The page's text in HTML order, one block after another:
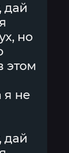
дай
но
этом
я не
дай